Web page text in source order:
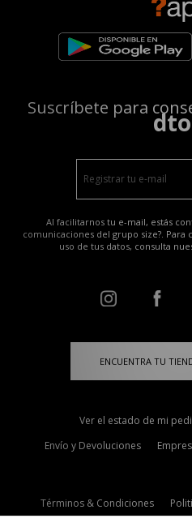
Suscríbete para
Al facilitarnos tu e-mail, estás
comunicaciones del grupo size?.
uso de tus datos, consulta
ENCUENTRA TU
Ver el estado de mi
Envío y Devoluciones
Términos & Condiciones